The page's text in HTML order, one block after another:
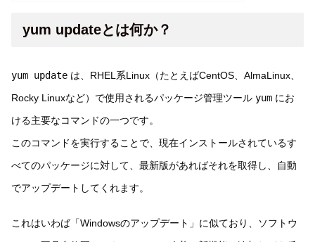
yum updateとは何か？
yum update は、RHEL系Linux（たとえばCentOS、AlmaLinux、
Rocky Linuxなど）で使用されるパッケージ管理ツール yum にお
ける主要なコマンドの一つです。
このコマンドを実行することで、現在インストールされているす
べてのパッケージに対して、最新版があればそれを取得し、自動
でアップデートしてくれます。
これはいわば「Windowsのアップデート」に似ており、ソフトウ